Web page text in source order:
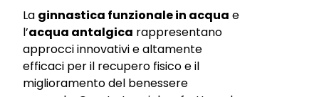
La ginnastica funzionale in acqua e
l’acqua antalgica rappresentano
approcci innovativi e altamente
efficaci per il recupero fisico e il
miglioramento del benessere